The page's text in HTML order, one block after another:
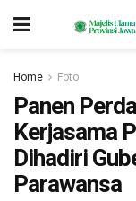
Home Foto
Panen
Kerjasama
Dihadiri
Parawansa